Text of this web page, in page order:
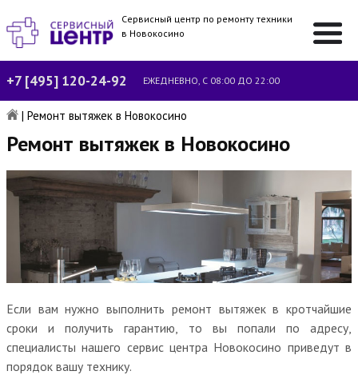
Сервисный центр по ремонту техники
в Новокосино
+7 [495] 120-24-92 ЕЖЕДНЕВНО, С 08:00 ДО 22:00
| Ремонт вытяжек в Новокосино
Ремонт вытяжек в Новокосино
Если вам нужно выполнить ремонт вытяжек в кротчайшие
сроки и получить гарантию, то вы попали по адресу,
специалисты нашего сервис центра Новокосино приведут в
порядок вашу технику.